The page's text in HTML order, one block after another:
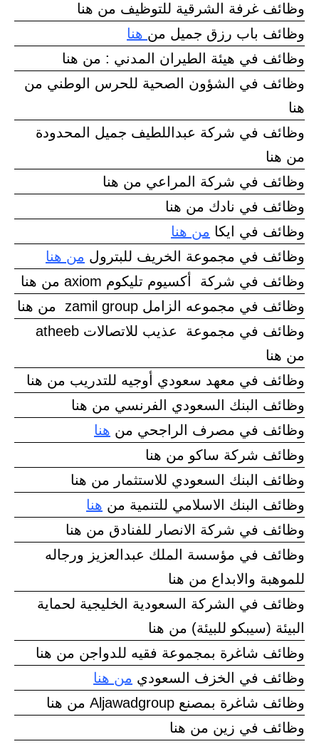
وظائف غرفة الشرقية للتوظيف من هنا
وظائف باب رزق جميل من هنا
وظائف في هيئة الطيران المدني : من هنا
وظائف في الشؤون الصحية للحرس الوطني من
هنا
وظائف في شركة عبداللطيف جميل المحدودة
من هنا
وظائف في شركة المراعي من هنا
وظائف في نادك من هنا
وظائف في ايكا من هنا
وظائف في مجموعة الخريف للبترول من هنا
وظائف في شركة أكسيوم تليكوم axiom من هنا
وظائف في مجموعه الزامل zamil group من هنا
وظائف في مجموعة عذيب للاتصالات atheeb
من هنا
وظائف في معهد سعودي أوجيه للتدريب من هنا
وظائف البنك السعودي الفرنسي من هنا
وظائف في مصرف الراجحي من هنا
وظائف شركة ساكو من هنا
وظائف البنك السعودي للاستثمار من هنا
وظائف البنك الاسلامي للتنمية من هنا
وظائف في شركة الانصار للفنادق من هنا
وظائف في مؤسسة الملك عبدالعزيز ورجاله
للموهبة والابداع من هنا
وظائف في الشركة السعودية الخليجية لحماية
البيئة (سيبكو للبيئة) من هنا
وظائف شاغرة بمجموعة فقيه للدواجن من هنا
وظائف في الخزف السعودي من هنا
وظائف شاغرة بمصنع Aljawadgroup من هنا
وظائف في زين من هنا